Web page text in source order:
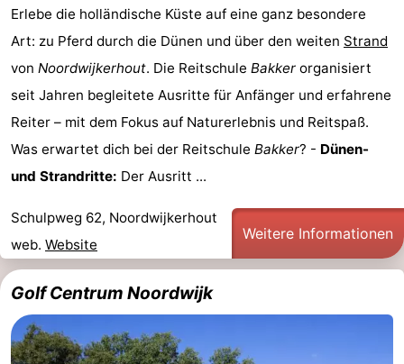
-
Natur
Schoorlse
Duinen
-
Bergen
aan
Zee
-
Bergen
-
Alkmaar
-
Egmond
aan
Zee
-
Noordhollands
duinreservaat
-
Wijk
aan
-
Natur
-
Erlebe die holländische Küste auf eine ganz besondere
Art: zu Pferd durch die Dünen und über den weiten Strand
von Noordwijkerhout. Die Reitschule Bakker organisiert
seit Jahren begleitete Ausritte für Anfänger und erfahrene
Reiter – mit dem Fokus auf Naturerlebnis und Reitspaß.
Was erwartet dich bei der Reitschule Bakker? - Dünen-
und Strandritte: Der Ausritt ...
Schulpweg 62, Noordwijkerhout
web. Website
Weitere Informationen
Golf Centrum Noordwijk